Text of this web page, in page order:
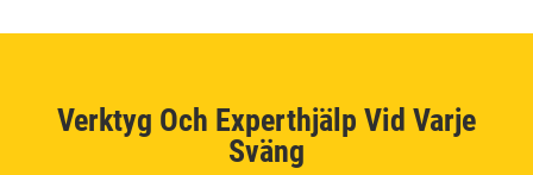
Verktyg Och Experthjälp Vid Varje
Sväng